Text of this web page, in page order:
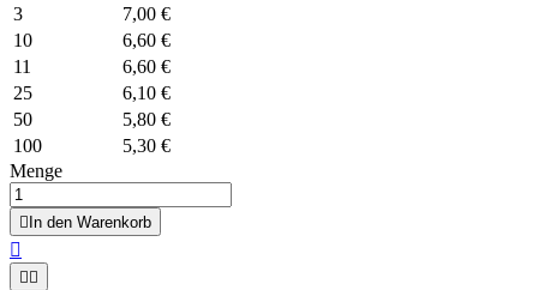
3
7,00 €
10
6,60 €
11
6,60 €
25
6,10 €
50
5,80 €
100
5,30 €
Menge
 In den Warenkorb

 